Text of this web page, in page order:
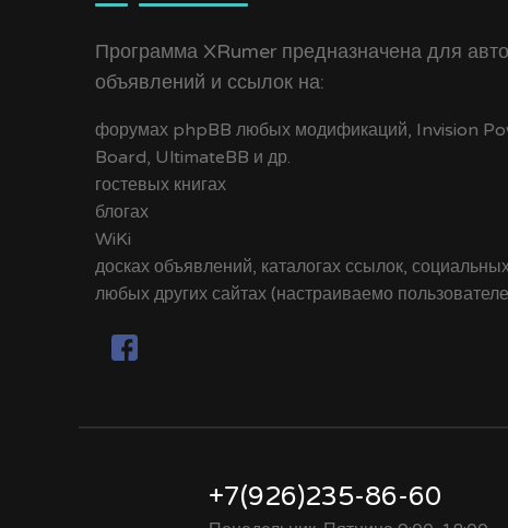
Программа XRumer предназначена для
объявлений и ссылок на:
форумах phpBB любых модификаций, Invision
Board, UltimateBB и др.
гостевых книгах
блогах
WiKi
досках объявлений, каталогах ссылок,
любых других сайтах (настраиваемо
+7(926)235-86-60